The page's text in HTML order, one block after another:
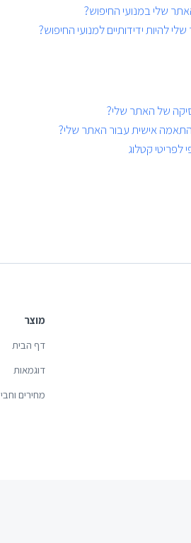
שלי במנועי החיפוש?
להיות ידידותיים למנועי החיפוש?
של האתר שלי?
אישית עבור האתר שלי?
לפריטי קטלוג
מוצר
דף הבית
דוגמאות
מחירים